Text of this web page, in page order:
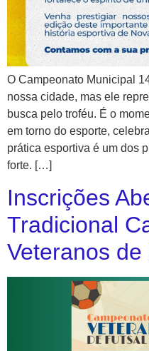
O Campeonato Municipal
nossa cidade, mas ele
busca pelo troféu. É o
em torno do esporte,
prática esportiva é um dos
forte. […]
Inscrições
Tradicional
Veteranos de